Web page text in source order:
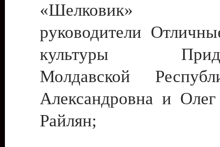
«Шелковик»
руководители
культуры
Молдавской
Александровна и
Райлян;